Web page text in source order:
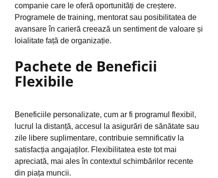
companie care le oferă oportunități de creștere.
Programele de training, mentorat sau posibilitatea de
avansare în carieră creează un sentiment de valoare și
loialitate față de organizație.
Pachete de Beneficii
Flexibile
Beneficiile personalizate, cum ar fi programul flexibil,
lucrul la distanță, accesul la asigurări de sănătate sau
zile libere suplimentare, contribuie semnificativ la
satisfacția angajaților. Flexibilitatea este tot mai
apreciată, mai ales în contextul schimbărilor recente
din piața muncii.